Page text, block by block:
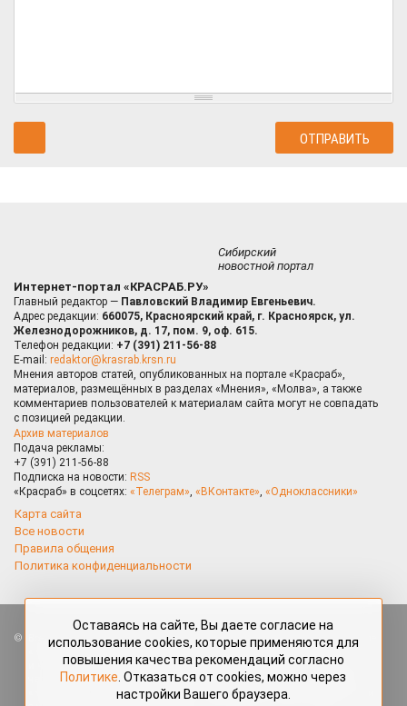
Сибирский
новостной портал
Интернет-портал «КРАСРАБ.РУ»
Главный редактор — Павловский Владимир Евгеньевич.
Адрес редакции: 660075, Красноярский край, г. Красноярск, ул.
Железнодорожников, д. 17, пом. 9, оф. 615.
Телефон редакции: +7 (391) 211-56-88
E-mail: redaktor@krasrab.krsn.ru
Мнения авторов статей, опубликованных на портале «Красраб»,
материалов, размещённых в разделах «Мнения», «Молва», а также
комментариев пользователей к материалам сайта могут не совпадать
с позицией редакции.
Архив материалов
Подача рекламы:
+7 (391) 211-56-88
Подписка на новости: RSS
«Красраб» в соцсетях: «Телеграм», «ВКонтакте», «Одноклассники»
Карта сайта
Все новости
Правила общения
Политика конфиденциальности
Все права защищены. Любые материалы, размещённые на портале
«Красраб.ру» сотрудниками редакции, нештатными авторами
и читателями, являются объектами авторского права. Полное или
частичное использование материалов, размещённых на портале
«Красраб.ру», допускается только с письменного согласия редакции
Оставаясь на сайте, Вы даете согласие на
использование cookies, которые применяются для
повышения качества рекомендаций согласно
Политике . Отказаться от cookies, можно через
настройки Вашего браузера.